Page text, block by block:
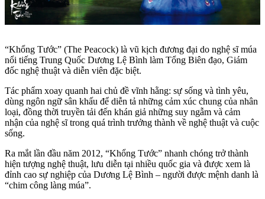
“Khổng Tước” (The Peacock) là vũ kịch đương đại do nghệ sĩ múa
nổi tiếng Trung Quốc Dương Lệ Bình làm Tổng Biên đạo, Giám
đốc nghệ thuật và diễn viên đặc biệt.
Tác phẩm xoay quanh hai chủ đề vĩnh hằng: sự sống và tình yêu,
dùng ngôn ngữ sân khấu để diễn tả những cảm xúc chung của nhân
loại, đồng thời truyền tải đến khán giả những suy ngẫm và cảm
nhận của nghệ sĩ trong quá trình trưởng thành về nghệ thuật và cuộc
sống.
Ra mắt lần đầu năm 2012, “Khổng Tước” nhanh chóng trở thành
hiện tượng nghệ thuật, lưu diễn tại nhiều quốc gia và được xem là
đỉnh cao sự nghiệp của Dương Lệ Bình – người được mệnh danh là
“chim công làng múa”.